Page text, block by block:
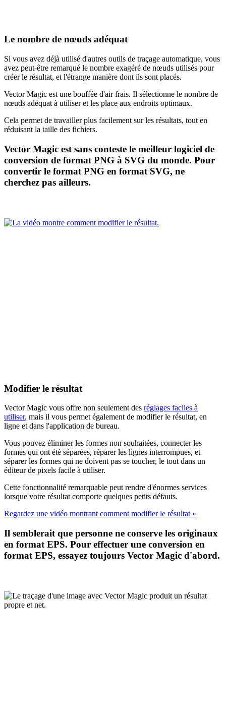
Le nombre de nœuds adéquat
Si vous avez déjà utilisé d'autres outils de traçage automatique, vous
avez peut-être remarqué le nombre exagéré de nœuds utilisés pour
créer le résultat, et l'étrange manière dont ils sont placés.
Vector Magic est une bouffée d'air frais. Il sélectionne le nombre de
nœuds adéquat à utiliser et les place aux endroits optimaux.
Cela permet de travailler plus facilement sur les résultats, tout en
réduisant la taille des fichiers.
Vector Magic est sans conteste le meilleur logiciel de
conversion de format PNG à SVG du monde. Pour
convertir le format PNG en format SVG, ne
cherchez pas ailleurs.
Modifier le résultat
Vector Magic vous offre non seulement des réglages faciles à
utiliser, mais il vous permet également de modifier le résultat, en
ligne et dans l'application de bureau.
Vous pouvez éliminer les formes non souhaitées, connecter les
formes qui ont été séparées, réparer les lignes interrompues, et
séparer les formes qui ne doivent pas se toucher, le tout dans un
éditeur de pixels facile à utiliser.
Cette fonctionnalité remarquable peut rendre d'énormes services
lorsque votre résultat comporte quelques petits défauts.
Regardez une vidéo montrant comment modifier le résultat »
Il semblerait que personne ne conserve les originaux
en format EPS. Pour effectuer une conversion en
format EPS, essayez toujours Vector Magic d'abord.